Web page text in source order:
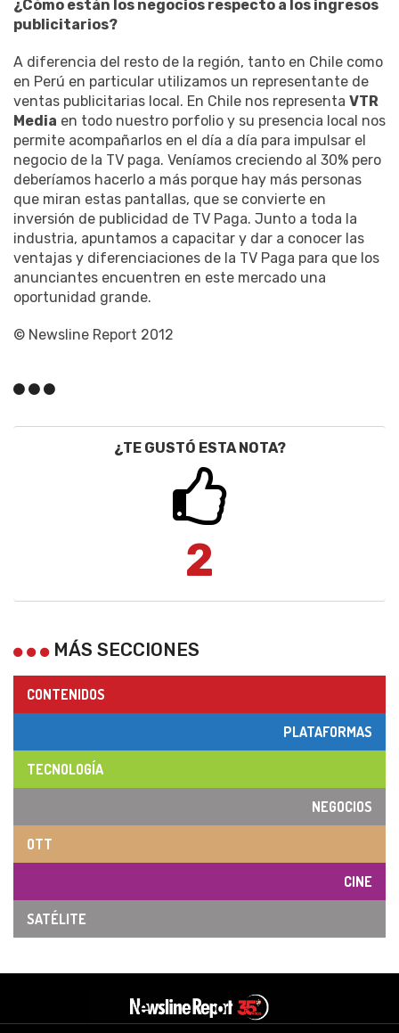
¿Cómo están los negocios respecto a los ingresos
publicitarios?
A diferencia del resto de la región, tanto en Chile como
en Perú en particular utilizamos un representante de
ventas publicitarias local. En Chile nos representa VTR
Media en todo nuestro porfolio y su presencia local nos
permite acompañarlos en el día a día para impulsar el
negocio de la TV paga. Veníamos creciendo al 30% pero
deberíamos hacerlo a más porque hay más personas
que miran estas pantallas, que se convierte en
inversión de publicidad de TV Paga. Junto a toda la
industria, apuntamos a capacitar y dar a conocer las
ventajas y diferenciaciones de la TV Paga para que los
anunciantes encuentren en este mercado una
oportunidad grande.
© Newsline Report 2012
¿TE GUSTÓ ESTA NOTA?
2
MÁS SECCIONES
CONTENIDOS
PLATAFORMAS
TECNOLOGÍA
NEGOCIOS
OTT
CINE
SATÉLITE